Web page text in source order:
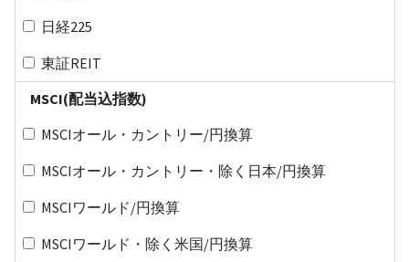
日経225
東証REIT
MSCI(配当込指数)
MSCIオール・カントリー/円換算
MSCIオール・カントリー・除く日本/円換算
MSCIワールド/円換算
MSCIワールド・除く米国/円換算